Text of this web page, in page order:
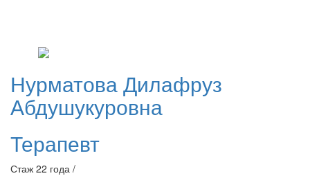
НурматоваДилафруз
Абдушукуровна
Терапевт
Стаж 22 года /